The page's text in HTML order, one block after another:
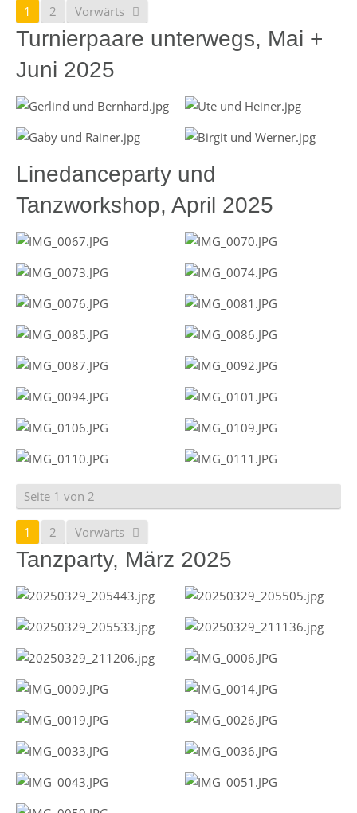
1 2 Vorwärts
Turnierpaare unterwegs, Mai +
Juni 2025
Linedanceparty und
Tanzworkshop, April 2025
Seite 1 von 2
1 2 Vorwärts
Tanzparty, März 2025